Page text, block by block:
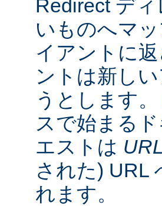
Redirect デ
いものへマ
イアントに
ントは新し
うとします。
スで始まる
エストは URL
された) URL
れます。